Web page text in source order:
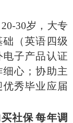
20-30岁，大专
（英语四级
子产品认证
心；协助主
秀毕业应届
社保每年调